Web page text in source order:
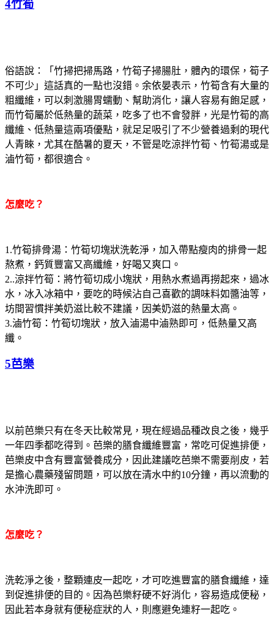
4竹筍
俗語說：「竹掃把掃馬路，竹筍子掃腸肚，體內的環保，筍子
不可少」這話真的一點也沒錯。余依晏表示，竹筍含有大量的
粗纖維，可以刺激腸胃蠕動、幫助消化，讓人容易有飽足感，
而竹筍屬於低熱量的蔬菜，吃多了也不會發胖，光是竹筍的高
纖維、低熱量這兩項優點，就足足吸引了不少營養過剩的現代
人青睞，尤其在酷暑的夏天，不管是吃涼拌竹筍、竹筍湯或是
滷竹筍，都很適合。
怎麼吃？
1.竹筍排骨湯：竹筍切塊狀洗乾淨，加入帶點瘦肉的排骨一起
熬煮，鈣質豐富又高纖維，好喝又爽口。
2..涼拌竹筍：將竹筍切成小塊狀，用熱水煮過再撈起來，過冰
水，冰入冰箱中，要吃的時候沾自己喜歡的調味料如醬油等，
坊間習慣拌美奶滋比較不建議，因美奶滋的熱量太高。
3.滷竹筍：竹筍切塊狀，放入滷湯中滷熟即可，低熱量又高
纖。
5芭樂
以前芭樂只有在冬天比較常見，現在經過品種改良之後，幾乎
一年四季都吃得到。芭樂的膳食纖維豐富，常吃可促進排便，
芭樂皮中含有豐富營養成分，因此建議吃芭樂不需要削皮，若
是擔心農藥殘留問題，可以放在清水中約10分鐘，再以流動的
水沖洗即可。
怎麼吃？
洗乾淨之後，整顆連皮一起吃，才可吃進豐富的膳食纖維，達
到促進排便的目的。因為芭樂籽硬不好消化，容易造成便秘，
因此若本身就有便秘症狀的人，則應避免連籽一起吃。